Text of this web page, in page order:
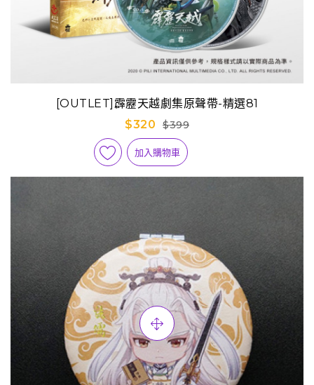
[OUTLET]霹靂天越劇集原聲帶-精選81
$320
$399
加入購物車